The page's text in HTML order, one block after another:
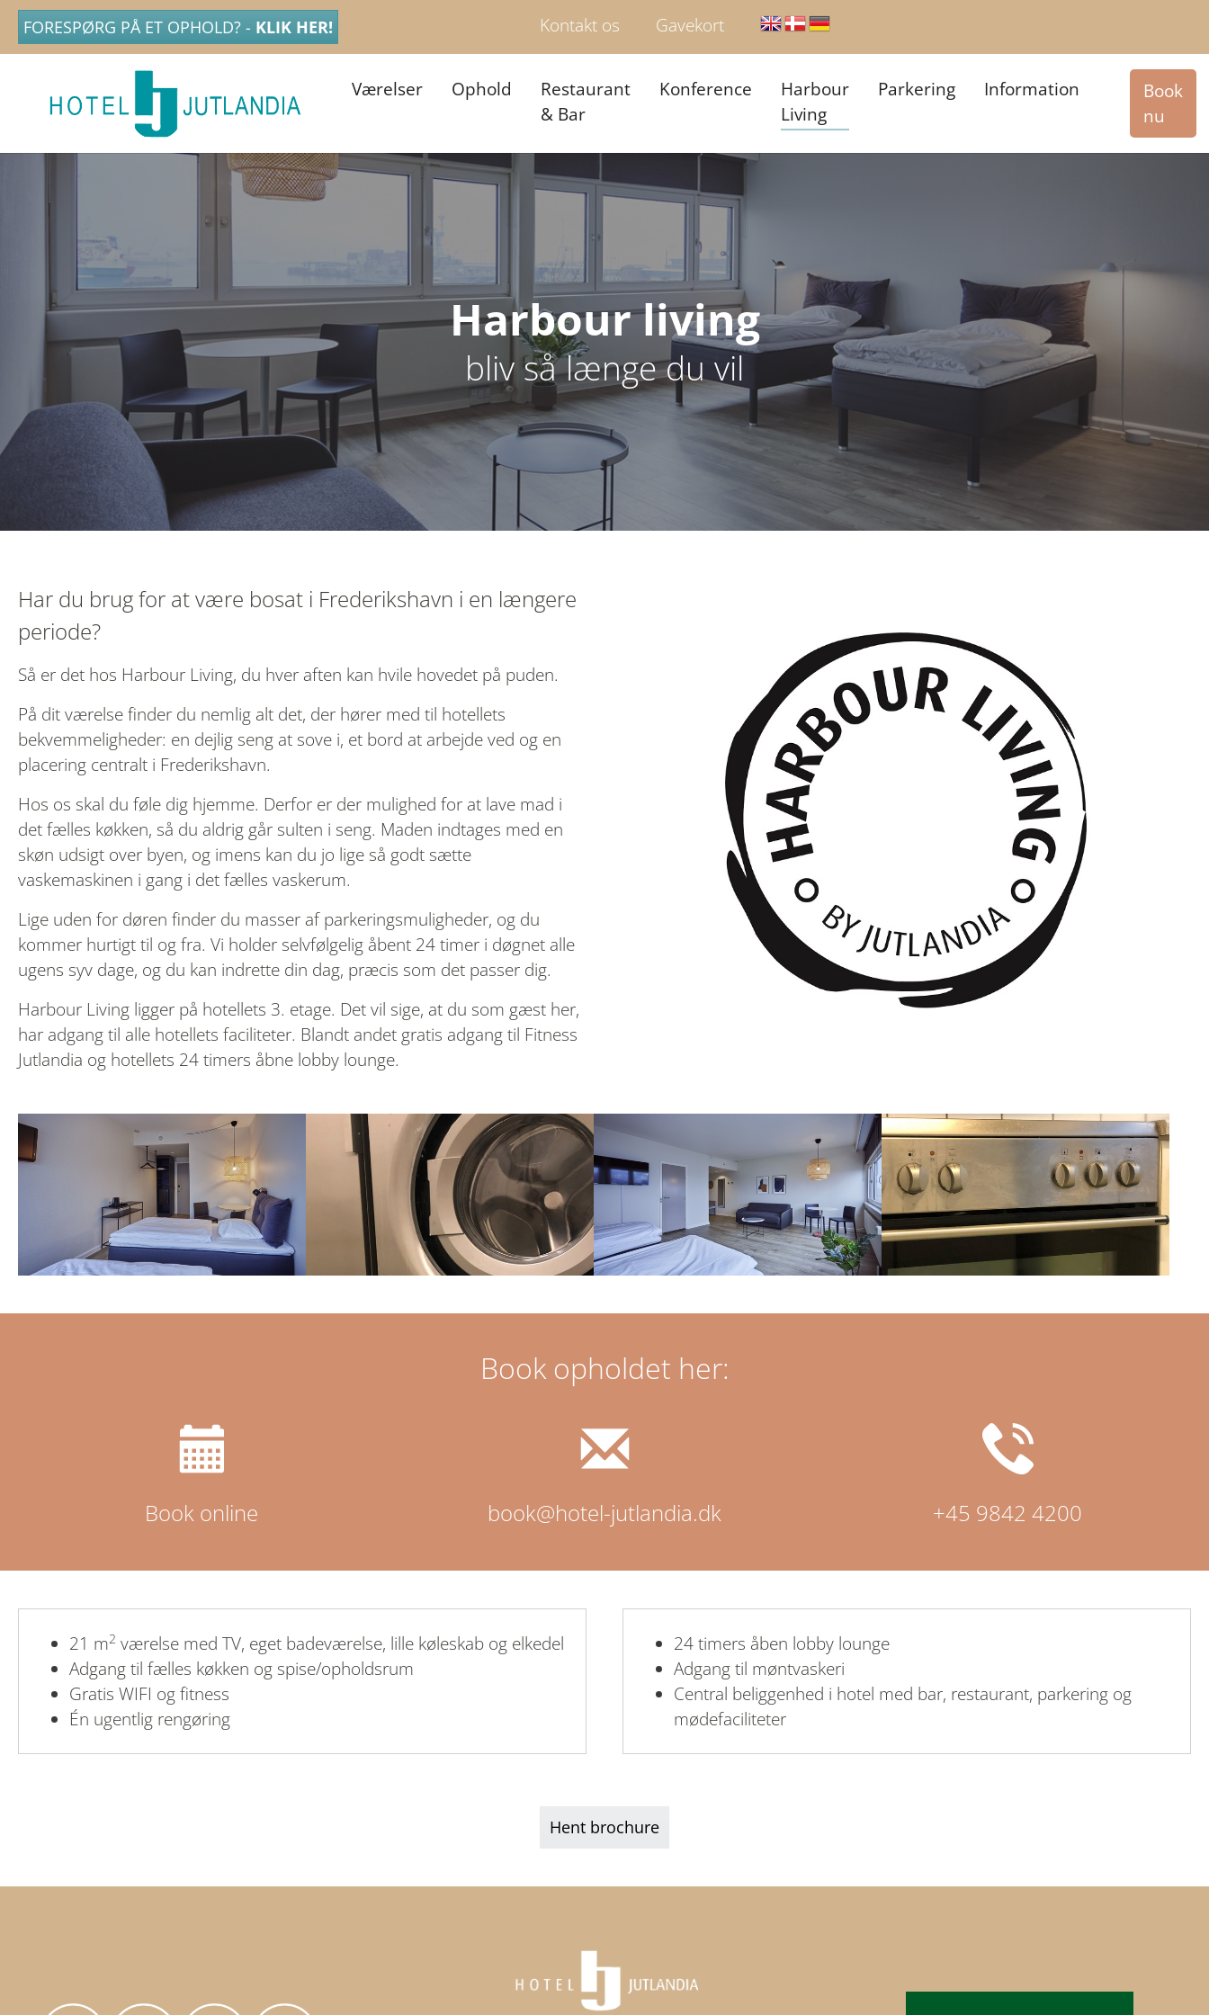
FORESPØRG PÅ ET OPHOLD? - KLIK HER! Kontakt os Gavekort
Værelser Ophold
Restaurant
& Bar
Konference
Harbour
Living
Parkering Information
Book
nu
Harbour living
bliv så længe du vil
Har du brug for at være bosat i Frederikshavn i en længere
periode?
Så er det hos Harbour Living, du hver aften kan hvile hovedet på puden.
På dit værelse finder du nemlig alt det, der hører med til hotellets
bekvemmeligheder: en dejlig seng at sove i, et bord at arbejde ved og en
placering centralt i Frederikshavn.
Hos os skal du føle dig hjemme. Derfor er der mulighed for at lave mad i
det fælles køkken, så du aldrig går sulten i seng. Maden indtages med en
skøn udsigt over byen, og imens kan du jo lige så godt sætte
vaskemaskinen i gang i det fælles vaskerum.
Lige uden for døren finder du masser af parkeringsmuligheder, og du
kommer hurtigt til og fra. Vi holder selvfølgelig åbent 24 timer i døgnet alle
ugens syv dage, og du kan indrette din dag, præcis som det passer dig.
Harbour Living ligger på hotellets 3. etage. Det vil sige, at du som gæst her,
har adgang til alle hotellets faciliteter. Blandt andet gratis adgang til Fitness
Jutlandia og hotellets 24 timers åbne lobby lounge.
Book opholdet her:
Book online book@hotel-jutlandia.dk +45 9842 4200
21 m2 værelse med TV, eget badeværelse, lille køleskab og elkedel
Adgang til fælles køkken og spise/opholdsrum
Gratis WIFI og fitness
Én ugentlig rengøring
24 timers åben lobby lounge
Adgang til møntvaskeri
Central beliggenhed i hotel med bar, restaurant, parkering og
mødefaciliteter
Hent brochure